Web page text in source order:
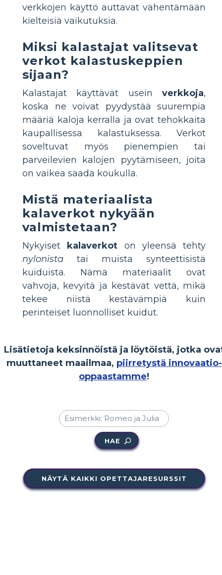
verkkojen käyttö auttavat vähentämään
kielteisiä vaikutuksia.
Miksi kalastajat valitsevat
verkot kalastuskeppien
sijaan?
Kalastajat käyttävät usein verkkoja,
koska ne voivat pyydystää suurempia
määriä kaloja kerralla ja ovat tehokkaita
kaupallisessa kalastuksessa. Verkot
soveltuvat myös pienempien tai
parveilevien kalojen pyytämiseen, joita
on vaikea saada koukulla.
Mistä materiaalista
kalaverkot nykyään
valmistetaan?
Nykyiset kalaverkot on yleensä tehty
nylonista tai muista synteettisistä
kuiduista. Nämä materiaalit ovat
vahvoja, kevyitä ja kestävät vettä, mikä
tekee niistä kestävämpiä kuin
perinteiset luonnolliset kuidut.
Lisätietoja keksinnöistä ja löytöistä, jotka
muuttaneet maailmaa, piirretystä innovaatio-
oppaastamme!
HAE
NÄYTÄ KAIKKI OPETTAJARESURSSIT